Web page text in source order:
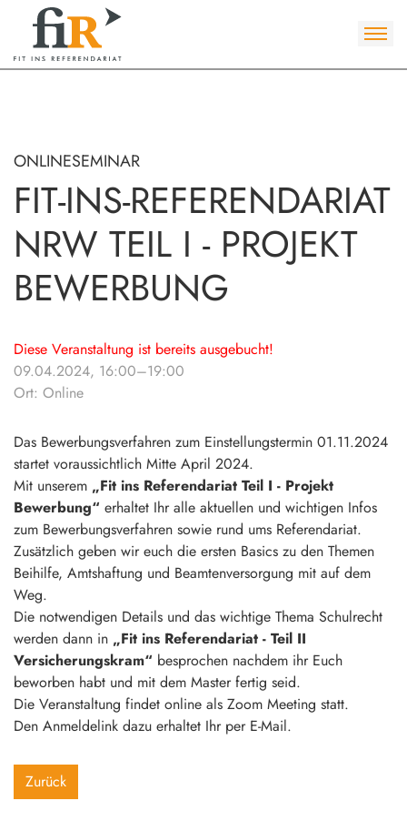
ONLINESEMINAR
FIT-INS-REFERENDARIAT
NRW TEIL I - PROJEKT
BEWERBUNG
Diese Veranstaltung ist bereits ausgebucht!
09.04.2024, 16:00–19:00
Ort: Online
Das Bewerbungsverfahren zum Einstellungstermin 01.11.2024
startet voraussichtlich Mitte April 2024.
Mit unserem „Fit ins Referendariat Teil I - Projekt
Bewerbung“ erhaltet Ihr alle aktuellen und wichtigen Infos
zum Bewerbungsverfahren sowie rund ums Referendariat.
Zusätzlich geben wir euch die ersten Basics zu den Themen
Beihilfe, Amtshaftung und Beamtenversorgung mit auf dem
Weg.
Die notwendigen Details und das wichtige Thema Schulrecht
werden dann in „Fit ins Referendariat - Teil II
Versicherungskram“ besprochen nachdem ihr Euch
beworben habt und mit dem Master fertig seid.
Die Veranstaltung findet online als Zoom Meeting statt.
Den Anmeldelink dazu erhaltet Ihr per E-Mail.
Zurück